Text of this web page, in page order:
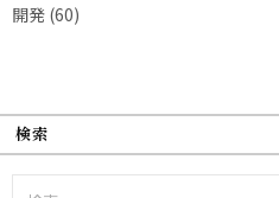
開発 (60)
検索